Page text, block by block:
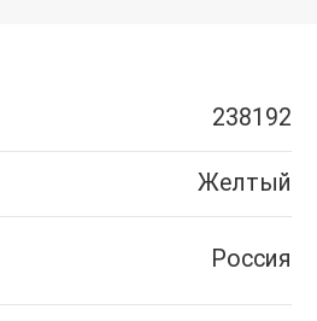
238192
Желтый
Россия